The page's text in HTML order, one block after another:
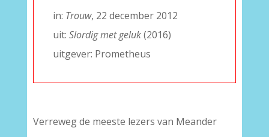
in: Trouw, 22 december 2012
uit: Slordig met geluk(2016)
uitgever: Prometheus
Verreweg de meeste lezers van Meander